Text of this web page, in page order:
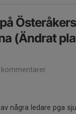
Österåkers
(Ändrat
kommentarer
några ledare pga